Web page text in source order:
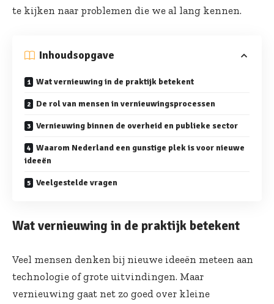
te kijken naar problemen die we al lang kennen.
Inhoudsopgave
Wat vernieuwing in de praktijk betekent
De rol van mensen in vernieuwingsprocessen
Vernieuwing binnen de overheid en publieke sector
Waarom Nederland een gunstige plek is voor nieuwe
ideeën
Veelgestelde vragen
Wat vernieuwing in de praktijk betekent
Veel mensen denken bij nieuwe ideeën meteen aan
technologie of grote uitvindingen. Maar
vernieuwing gaat net zo goed over kleine